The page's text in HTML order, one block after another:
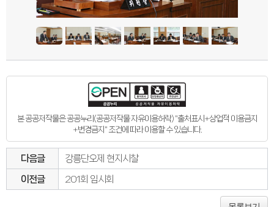
본 공공저작물은 공공누리(공공저작물 자유이용허락) "출처표시+상업적 이용금지
+변경금지" 조건에 따라 이용할 수 있습니다.
다음글
강릉단오제 현지시찰
이전글
201회 임시회